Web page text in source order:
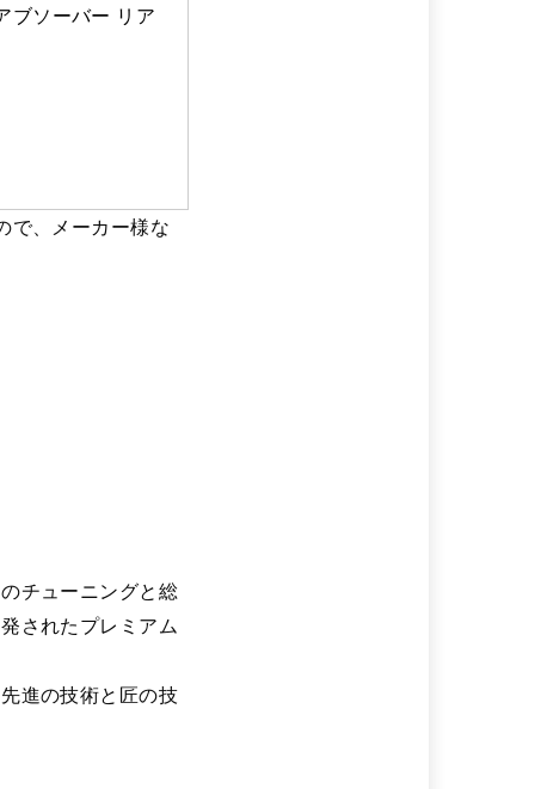
ブソーバー リア
で、メーカー様な
チューニングと総
されたプレミアム
進の技術と匠の技